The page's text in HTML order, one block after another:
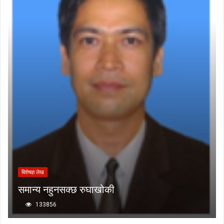
बिशेषज्ञ लेख
समान्य नहुनसक्छ रुघाखोकी
133856